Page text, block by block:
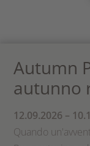
Autumn
autunno
12.09.2026 –
Quando